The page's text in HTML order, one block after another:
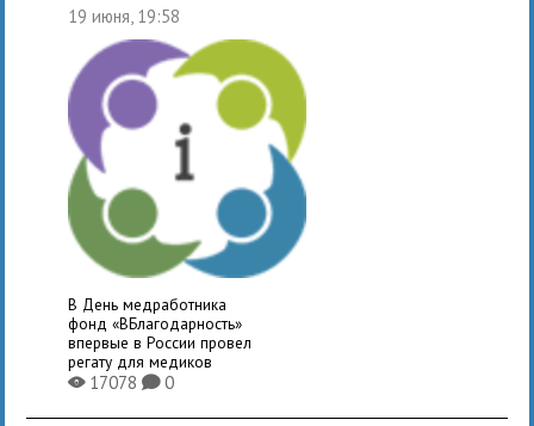
19 июня, 19:58
В День медработника
фонд «ВБлагодарность»
впервые в России провел
регату для медиков
X17078K0